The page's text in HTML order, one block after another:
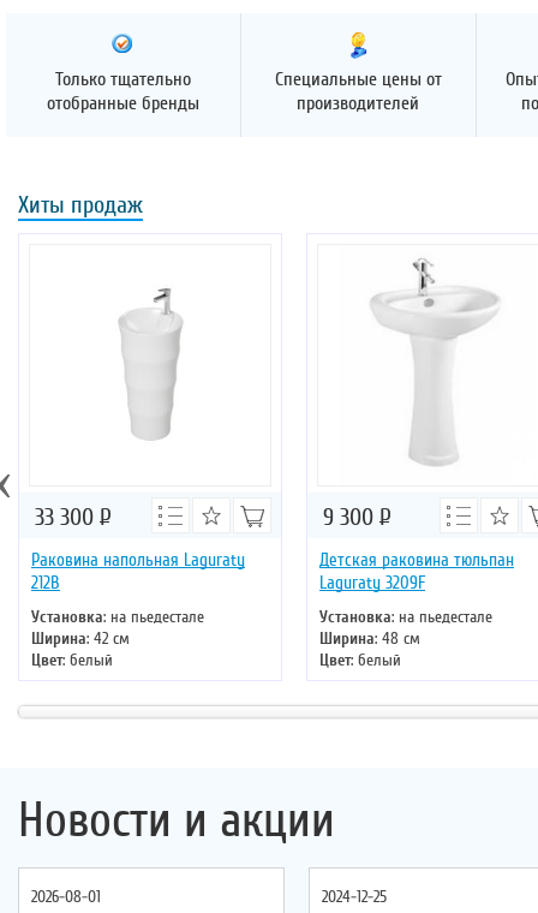
Только тщательно
отобранные бренды
Специальные цены от
производителей
Хиты продаж
Раковина напольная Laguraty
212B
Установка: на пьедестале
Ширина: 42 см
Цвет: белый
Форма: круглая
Материал: санфаянс
33 300 Р
Детская раковина тюльпан
Laguraty 3209F
Установка: на пьедестале
Ширина: 48 см
Цвет: белый
Форма: овальная
Материал: санфаянс
9 300 Р
Новости и акции
2026-08-01 2024-12-25